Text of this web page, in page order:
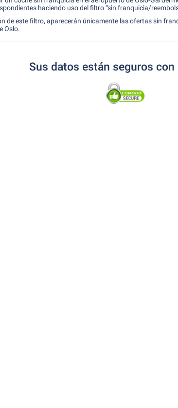
haciendo uso del filtro “sin franquicia/
de este filtro, aparecerán únicamente las ofertas sin
Oslo.
Sus datos están seguros